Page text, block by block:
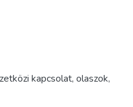
kapcsolat, olaszok,